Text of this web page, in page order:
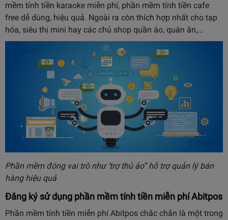
mềm tính tiền karaoke miễn phí, phần mềm tính tiền cafe
free dễ dùng, hiệu quả. Ngoài ra còn thích hợp nhất cho tạp
hóa, siêu thị mini hay các chủ shop quần áo, quán ăn,…
Phần mềm đóng vai trò như ‘trợ thủ ảo” hỗ trợ quản lý bán
hàng hiệu quả
Đăng ký sử dụng phần mềm tính tiền miễn phí Abitpos
Phần mềm tính tiền miễn phí Abitpos chắc chắn là một trong